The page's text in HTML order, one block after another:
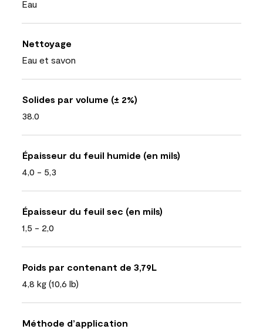
Eau
Nettoyage
Eau et savon
Solides par volume (± 2%)
38.0
Épaisseur du feuil humide (en mils)
4,0 - 5,3
Épaisseur du feuil sec (en mils)
1,5 - 2,0
Poids par contenant de 3,79L
4,8 kg (10,6 lb)
Méthode d’application